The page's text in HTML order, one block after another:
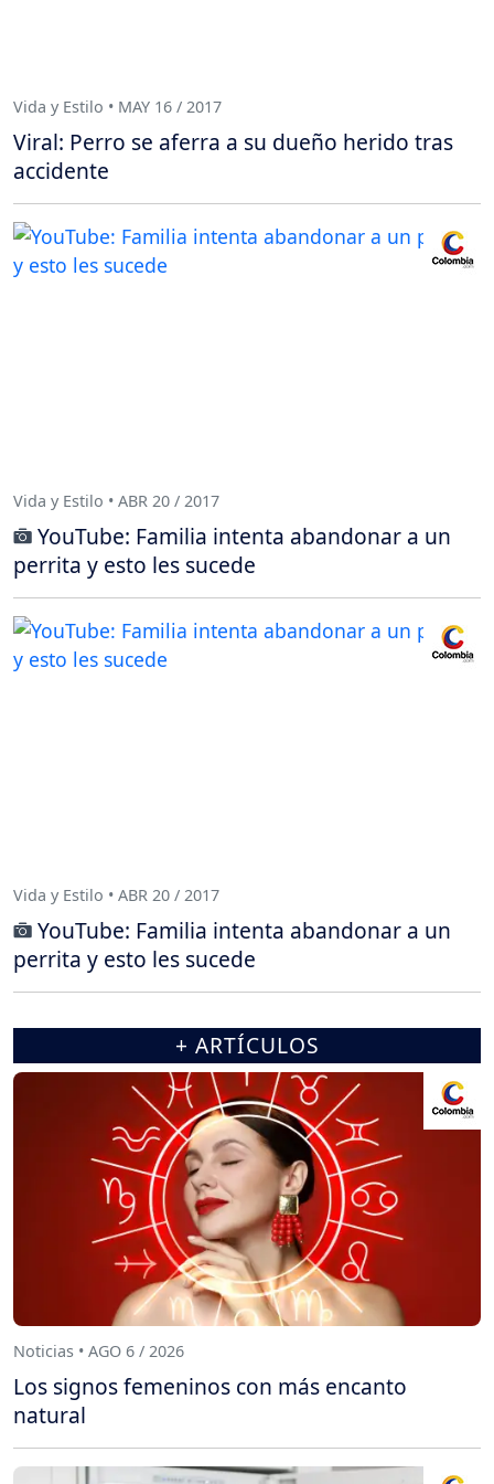
Vida y Estilo • MAY 16 / 2017
Viral: Perro se aferra a su dueño herido tras
accidente
Vida y Estilo • ABR 20 / 2017
YouTube: Familia intenta abandonar a un
perrita y esto les sucede
Vida y Estilo • ABR 20 / 2017
YouTube: Familia intenta abandonar a un
perrita y esto les sucede
+ ARTÍCULOS
Noticias • AGO 6 / 2026
Los signos femeninos con más encanto
natural